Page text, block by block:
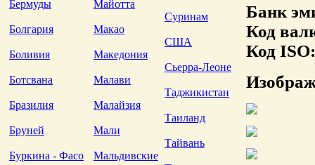
Бермуды
Болгария
Боливия
Ботсвана
Бразилия
Бруней
Буркина - Фасо
Майотта
Макао
Македония
Малави
Малайзия
Мали
Мальдивские
Суринам
США
Сьерра-Леоне
Таджикистан
Таиланд
Тайвань
Банк
Код
Код